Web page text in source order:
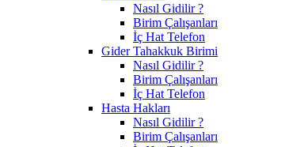
Nasıl Gidilir ?
Birim Çalışanları
İç Hat Telefon
Gider Tahakkuk Birimi
Nasıl Gidilir ?
Birim Çalışanları
İç Hat Telefon
Hasta Hakları
Nasıl Gidilir ?
Birim Çalışanları